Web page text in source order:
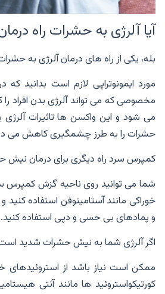
آیا آلرژی به حشرات راه
بله، یکی از راه های درمان آلرژی به
مورد ایمونوتراپی لازم است بدانید
مخصوصی که می تواند آلرژی بدن افراد
می شود و این واکسن ها تاثیرات
حشرات را به طرز چشمگیری کاهش می
کمپرس سرد راه دیگری برای درمان نیش
شما می توانید روی ناحیه گزش کمپرس
خوراکی مانند آستامینوفن استفاده کنید
و پمادهای بی حسی و دپی استفاده کنید.
اگر آلرژی شما به نیش حشرات شدید
ممکن است نیاز باشد از استروئیدهای
کورتیکواستروئید ها مانند آنتی